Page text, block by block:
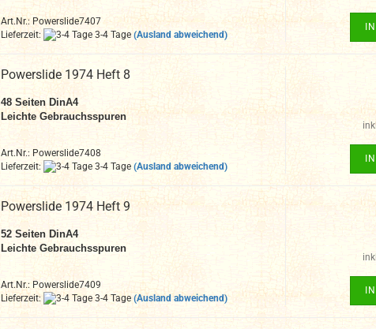
Art.Nr.: Powerslide7407
Lieferzeit:
3-4 Tage (Ausland abweichend)
Powerslide 1974 Heft 8
48 Seiten DinA4
Leichte Gebrauchsspuren
Art.Nr.: Powerslide7408
Lieferzeit:
3-4 Tage (Ausland abweichend)
Powerslide 1974 Heft 9
52 Seiten DinA4
Leichte Gebrauchsspuren
Art.Nr.: Powerslide7409
Lieferzeit:
3-4 Tage (Ausland abweichend)